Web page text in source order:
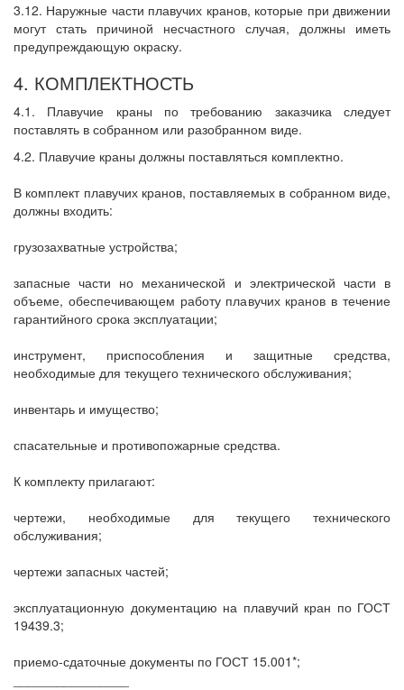
3.12. Наружные части плавучих кранов, которые при движении
могут стать причиной несчастного случая, должны иметь
предупреждающую окраску.
4. КОМПЛЕКТНОСТЬ
4.1. Плавучие краны по требованию заказчика следует
поставлять в собранном или разобранном виде.
4.2. Плавучие краны должны поставляться комплектно.
В комплект плавучих кранов, поставляемых в собранном виде,
должны входить:
грузозахватные устройства;
запасные части но механической и электрической части в
объеме, обеспечивающем работу плавучих кранов в течение
гарантийного срока эксплуатации;
инструмент, приспособления и защитные средства,
необходимые для текущего технического обслуживания;
инвентарь и имущество;
спасательные и противопожарные средства.
К комплекту прилагают:
чертежи, необходимые для текущего технического
обслуживания;
чертежи запасных частей;
эксплуатационную документацию на плавучий кран по ГОСТ
19439.3;
приемо-сдаточные документы по ГОСТ 15.001*;